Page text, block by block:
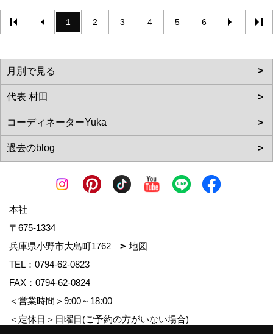
1 2 3 4 5 6
本社
〒675-1334
兵庫県小野市大島町1762
地図
TEL： 0794-62-0823
FAX：0794-62-0824
＜営業時間＞9:00～18:00
＜定休日＞日曜日(ご予約の方がいない場合)